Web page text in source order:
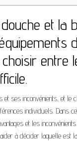
et la
entre
et ses inconvénients, et le
individuels. Dans
et les
à décider laquelle est